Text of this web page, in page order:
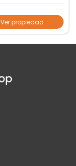
Ver propiedad